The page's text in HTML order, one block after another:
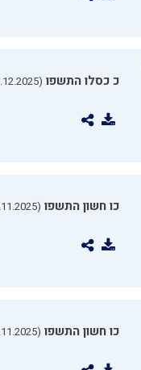
כ כסלו התשפו (10.12.2025)
כו חשון התשפו (17.11.2025)
כו חשון התשפו (17.11.2025)